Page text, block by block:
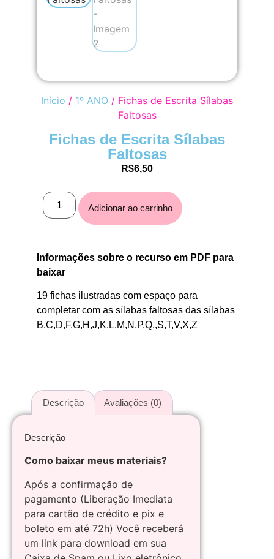
Início / 1º ANO / Fichas de Escrita Sílabas
Faltosas
Fichas de Escrita Sílabas
Faltosas
R$6,50
Adicionar ao carrinho
Informações sobre o recurso em PDF para
baixar
19 fichas ilustradas com espaço para
completar com as sílabas faltosas das sílabas
B,C,D,F,G,H,J,K,L,M,N,P,Q,,S,T,V,X,Z
Descrição Avaliações (0)
Descrição
Como baixar meus materiais?
Após a confirmação de
pagamento (Liberação Imediata
para cartão de crédito e pix e
boleto em até 72h) Você receberá
um link para download em sua